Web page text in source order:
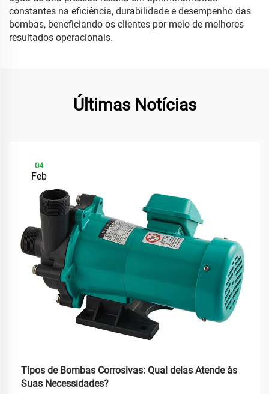
constantes na eficiência, durabilidade e desempenho das
bombas, beneficiando os clientes por meio de melhores
resultados operacionais.
Últimas Notícias
04
Feb
Tipos de Bombas Corrosivas: Qual delas Atende às
Suas Necessidades?